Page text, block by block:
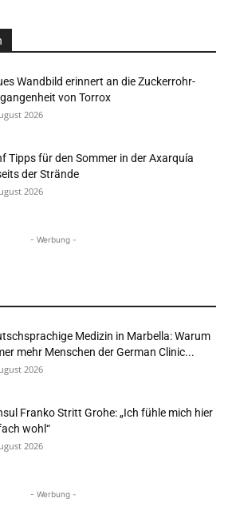
Wandbild erinnert an die Zuckerrohr-
von Torrox
2026
Tipps für den Sommer in der Axarquía
der Strände
2026
- Werbung -
Medizin in Marbella: Warum
mehr Menschen der German Clinic...
2026
Franko Stritt Grohe: „Ich fühle mich hier
wohl“
2026
- Werbung -